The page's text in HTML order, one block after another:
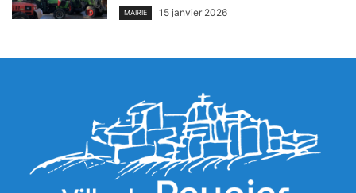
MAIRIE 15 janvier 2026